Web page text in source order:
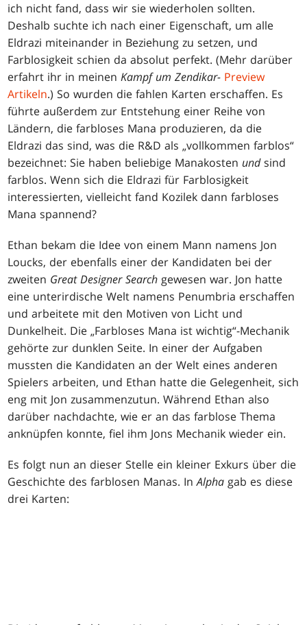
ich nicht fand, dass wir sie wiederholen sollten.
Deshalb suchte ich nach einer Eigenschaft, um alle
Eldrazi miteinander in Beziehung zu setzen, und
Farblosigkeit schien da absolut perfekt. (Mehr darüber
erfahrt ihr in meinenKampf um Zendikar- Preview
Artikeln.) So wurden die fahlen Karten erschaffen. Es
führte außerdem zur Entstehung einer Reihe von
Ländern, die farbloses Mana produzieren, da die
Eldrazi das sind, was die R&D als „vollkommen farblos“
bezeichnet: Sie haben beliebige Manakosten undsind
farblos. Wenn sich die Eldrazi für Farblosigkeit
interessierten, vielleicht fand Kozilek dann farbloses
Mana spannend?
Ethan bekam die Idee von einem Mann namens Jon
Loucks, der ebenfalls einer der Kandidaten bei der
zweiten Great Designer Search gewesen war. Jon hatte
eine unterirdische Welt namens Penumbria erschaffen
und arbeitete mit den Motiven von Licht und
Dunkelheit. Die „Farbloses Mana ist wichtig“-Mechanik
gehörte zur dunklen Seite. In einer der Aufgaben
mussten die Kandidaten an der Welt eines anderen
Spielers arbeiten, und Ethan hatte die Gelegenheit, sich
eng mit Jon zusammenzutun. Während Ethan also
darüber nachdachte, wie er an das farblose Thema
anknüpfen konnte, fiel ihm Jons Mechanik wieder ein.
Es folgt nun an dieser Stelle ein kleiner Exkurs über die
Geschichte des farblosen Manas. InAlpha gab es diese
drei Karten: